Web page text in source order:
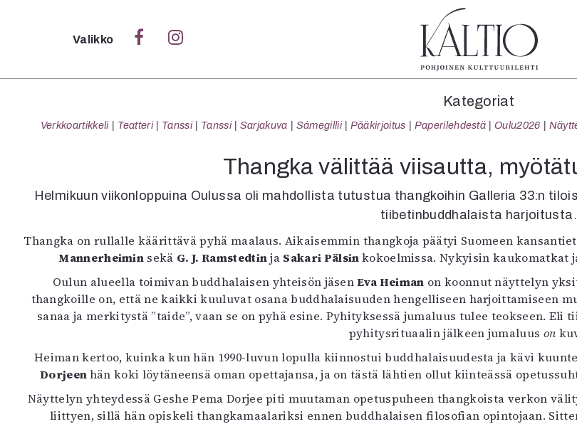
Sulje
Verkkoartikkeli
Tanssi
Tanssi
Sarjakuva
Paperilehdestä
Oulu2026
Näyttelyt
Musiikki
Levyt
Kuvataide
In English
Esitystaide
Arkisto
Lehdet
4/2026
1/2026
6/2025
5/2025 saame
5/2025
Valikko
Kategoriat
Verkkoartikkeli Teatteri Tanssi Tanssi Sarjakuva Sámegillii Pääkirjoitus Paperilehdestä Oulu2026
Thangka välittää viisautta,
Helmikuun viikonloppuina Oulussa oli mahdollista tutustua thangkoihin Galleria 33:n
tiibetinbuddhalaista harjoitusta.
Thangka on rullalle käärittävä pyhä maalaus. Aikaisemmin thangkoja päätyi Suomeen
Mannerheimin sekä G. J. Ramstedtinja Sakari Pälsinkokoelmissa. Nykyisin kaukomatkat
Oulun alueella toimivan buddhalaisen yhteisön jäsenEva Heiman on koonnut näyttelyn
thangkoille on, että ne kaikki kuuluvat osana buddhalaisuuden hengelliseen harjoittamiseen
sanaa ja merkitystä ”taide”, vaan se on pyhä esine. Pyhityksessä jumaluus tulee teokseen.
pyhitysrituaalin jälkeen jumaluus on
Heiman kertoo, kuinka kun hän 1990-luvun lopulla kiinnostui buddhalaisuudesta ja kävi
Dorjeenhän koki löytäneensä oman opettajansa, ja on tästä lähtien ollut kiinteässä
Näyttelyn yhteydessä Geshe Pema Dorjee piti muutaman opetuspuheen thangkoista verkon
liittyen, sillä hän opiskeli thangkamaalariksi ennen buddhalaisen filosofian opintojaan.